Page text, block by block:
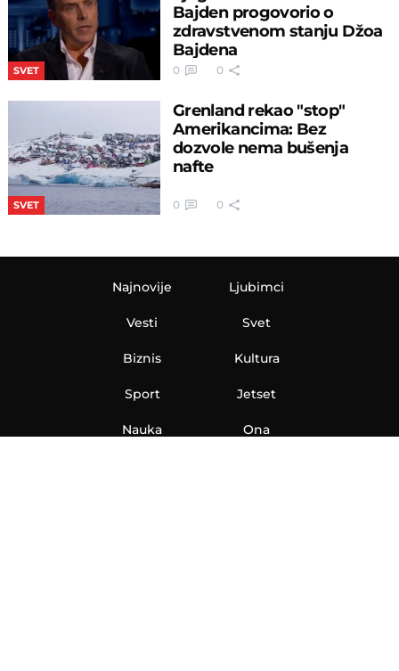
SVET
Bajden progovorio o
zdravstvenom stanju Džoa
Bajdena
0 0
SVET
Grenland rekao "stop"
Amerikancima: Bez
dozvole nema bušenja
nafte
0 0
Najnovije
Vesti
Biznis
Sport
Nauka
Ljubimci
Svet
Kultura
Jetset
Ona